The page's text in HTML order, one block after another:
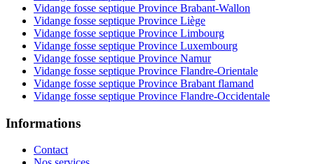
Vidange fosse septique Province Brabant-Wallon
Vidange fosse septique Province Liège
Vidange fosse septique Province Limbourg
Vidange fosse septique Province Luxembourg
Vidange fosse septique Province Namur
Vidange fosse septique Province Flandre-Orientale
Vidange fosse septique Province Brabant flamand
Vidange fosse septique Province Flandre-Occidentale
Informations
Contact